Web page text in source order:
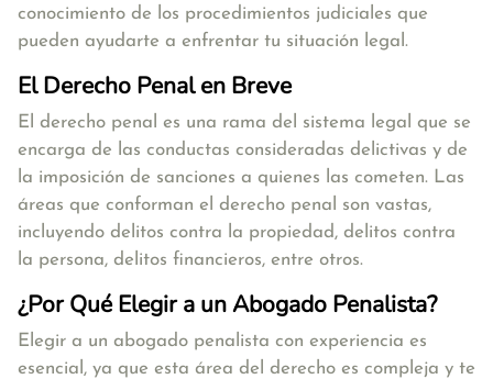
conocimiento de los procedimientos judiciales que
pueden ayudarte a enfrentar tu situación legal.
El Derecho Penal en Breve
El derecho penal es una rama del sistema legal que se
encarga de las conductas consideradas delictivas y de
la imposición de sanciones a quienes las cometen. Las
áreas que conforman el derecho penal son vastas,
incluyendo delitos contra la propiedad, delitos contra
la persona, delitos financieros, entre otros.
¿Por Qué Elegir a un Abogado Penalista?
Elegir a un abogado penalista con experiencia es
esencial, ya que esta área del derecho es compleja y te